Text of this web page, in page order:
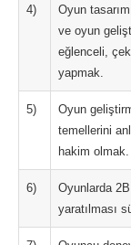
4)
Oyun
ve oyun
eğlenceli,
yapmak.
5)
Oyun
temellerini
hakim olmak.
6)
Oyunlarda
yaratılması